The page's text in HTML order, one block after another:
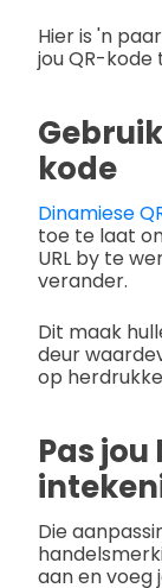
Hier is 'n
jou QR-kode
kode
Dinamiese
toe te laat
URL by te
verander.
Dit maak
deur
op
Pas
Die
aan en voeg